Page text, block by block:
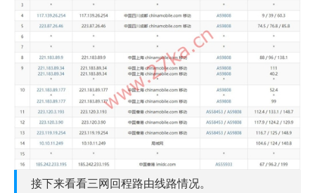
接下来看看三网回程路由线路情况。